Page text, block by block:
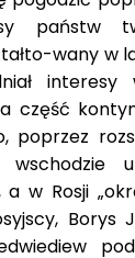
państw
wany w
interesy
część
poprzez
w Rosji
Borys